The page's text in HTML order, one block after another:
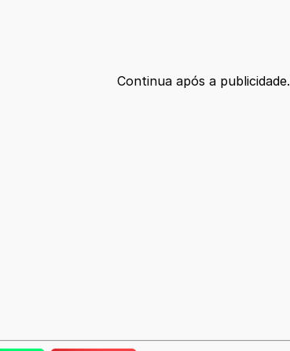
Continua após a publicidade.